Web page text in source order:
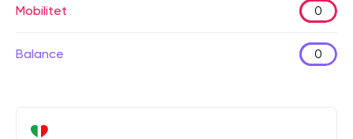
Mobilitet 0
Balance 0